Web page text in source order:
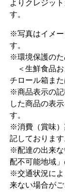
よりクレジッ
す。
※写真はイメー
す。
※環境保護のた
＜生鮮食品お
チロール箱ま
※商品表示の記
した商品の表
す。
※消費（賞味）
記しております
※配達の出来な
配不可能地域」
※交通状況によ
来ない場合がご